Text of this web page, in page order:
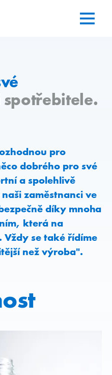
spotřebitele.
pro
dobrého pro své
a spolehlivě
zaměstnanci ve
díky mnoha
která na
Vždy se také řídíme
než výroba".